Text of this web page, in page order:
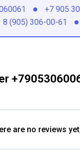
+7 905
8 (905) 306-00-61
are no reviews